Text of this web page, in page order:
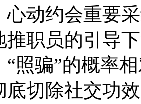
心动约会重要
推职员的引导
“照骗”的概率
底切除社交功